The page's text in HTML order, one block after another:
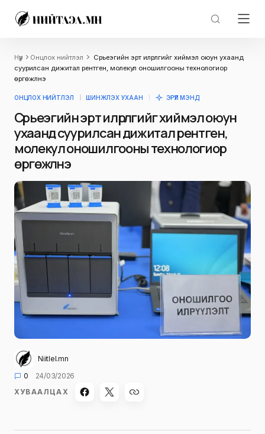
Нүүр Онцлох нийтлэл
Сүрьеэгийн эрт илрүүлгийг хиймэл оюун ухаанд
суурилсан дижитал рентген, молекул оношилгооны технологиор
өргөжүүлнэ
ОНЦЛОХ НИЙТЛЭЛ ШИНЖЛЭХ УХААН ЭРҮҮЛ МЭНД
Сүрьеэгийн эрт илрүүлгийг хиймэл оюун
ухаанд суурилсан дижитал рентген,
молекул оношилгооны технологиор
өргөжүүлнэ
Niitlel.mn
0
24/03/2026
ХУВААЛЦАХ